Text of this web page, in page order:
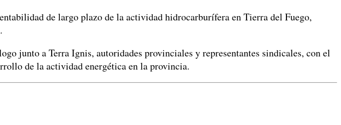
de largo plazo de la actividad hidrocarburífera en Tierra del Fuego,
junto a Terra Ignis, autoridades provinciales y representantes sindicales, con el
de la actividad energética en la provincia.